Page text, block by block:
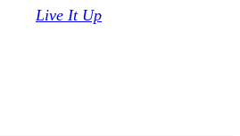
Live It Up